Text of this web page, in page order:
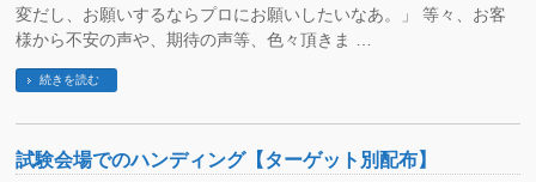
変だし、お願いするならプロにお願いしたいなあ。」 等々、お客
様から不安の声や、期待の声等、色々頂きま …
続きを読む
試験会場でのハンディング【ターゲット別配布】